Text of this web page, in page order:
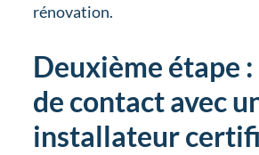
rénovation.
Deuxième étape
de contact avec
installateur